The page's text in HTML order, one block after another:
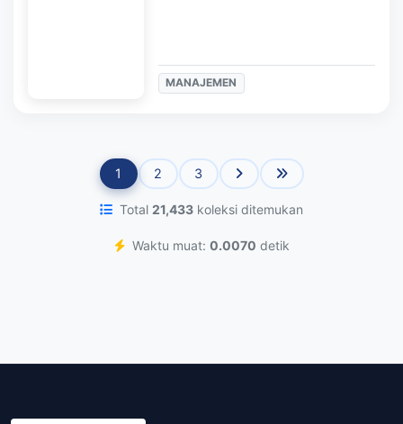
MANAJEMEN
1 2 3
Total 21,433 koleksi ditemukan
Waktu muat: 0.0070 detik